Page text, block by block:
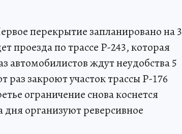
перекрытие запланировано на 3
проезда по трассе Р-243, которая
автомобилистов ждут неудобства 5
раз закроют участок трассы Р-176
ограничение снова коснется
дня организуют реверсивное